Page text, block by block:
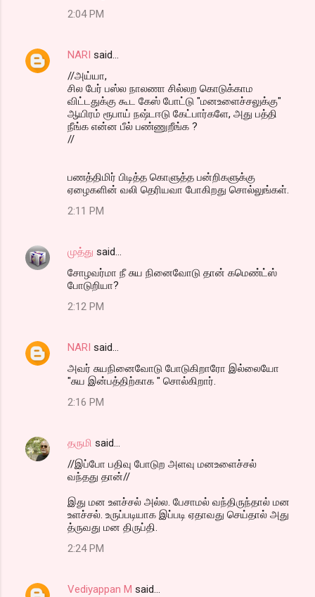
2:04 PM
NARI said…
//அய்யா,
சில பேர் பஸ்ல நாலணா சில்லற கொடுக்காம
விட்டதுக்கு கூட கேஸ் போட்டு "மனஉளைச்சலுக்கு"
ஆயிரம் ரூபாய் நஷ்டஈடு கேட்பார்களே, அது பத்தி
நீங்க என்ன பீல் பண்ணுறீங்க ?
//
பணத்திமிர் பிடித்த கொளுத்த பன்றிகளுக்கு
ஏழைகளின் வலி தெரியவா போகிறது சொல்லுங்கள்.
2:11 PM
முத்து said…
சோழவர்மா நீ சுய நினைவோடு தான் கமெண்ட்ஸ்
போடுறியா?
2:12 PM
NARI said…
அவர் சுயநினைவோடு போடுகிறாரோ இல்லையோ
"சுய இன்பத்திற்காக " சொல்கிறார்.
2:16 PM
தருமி said…
//இப்போ பதிவு போடுற அளவு மனஉளைச்சல்
வந்தது தான்//
இது மன உளச்சல் அல்ல. பேசாமல் வந்திருந்தால் மன
உளச்சல். உருப்படியாக இப்படி ஏதாவது செய்தால் அது
த்ருவது மன திருப்தி.
2:24 PM
Vediyappan M said…